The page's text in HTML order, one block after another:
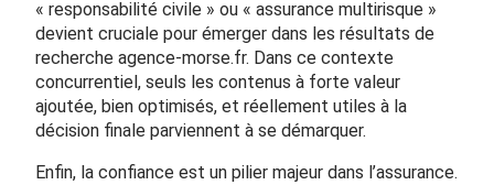
« responsabilité civile » ou « assurance multirisque »
devient cruciale pour émerger dans les résultats de
recherche agence-morse.fr. Dans ce contexte
concurrentiel, seuls les contenus à forte valeur
ajoutée, bien optimisés, et réellement utiles à la
décision finale parviennent à se démarquer.
Enfin, la confiance est un pilier majeur dans l’assurance.